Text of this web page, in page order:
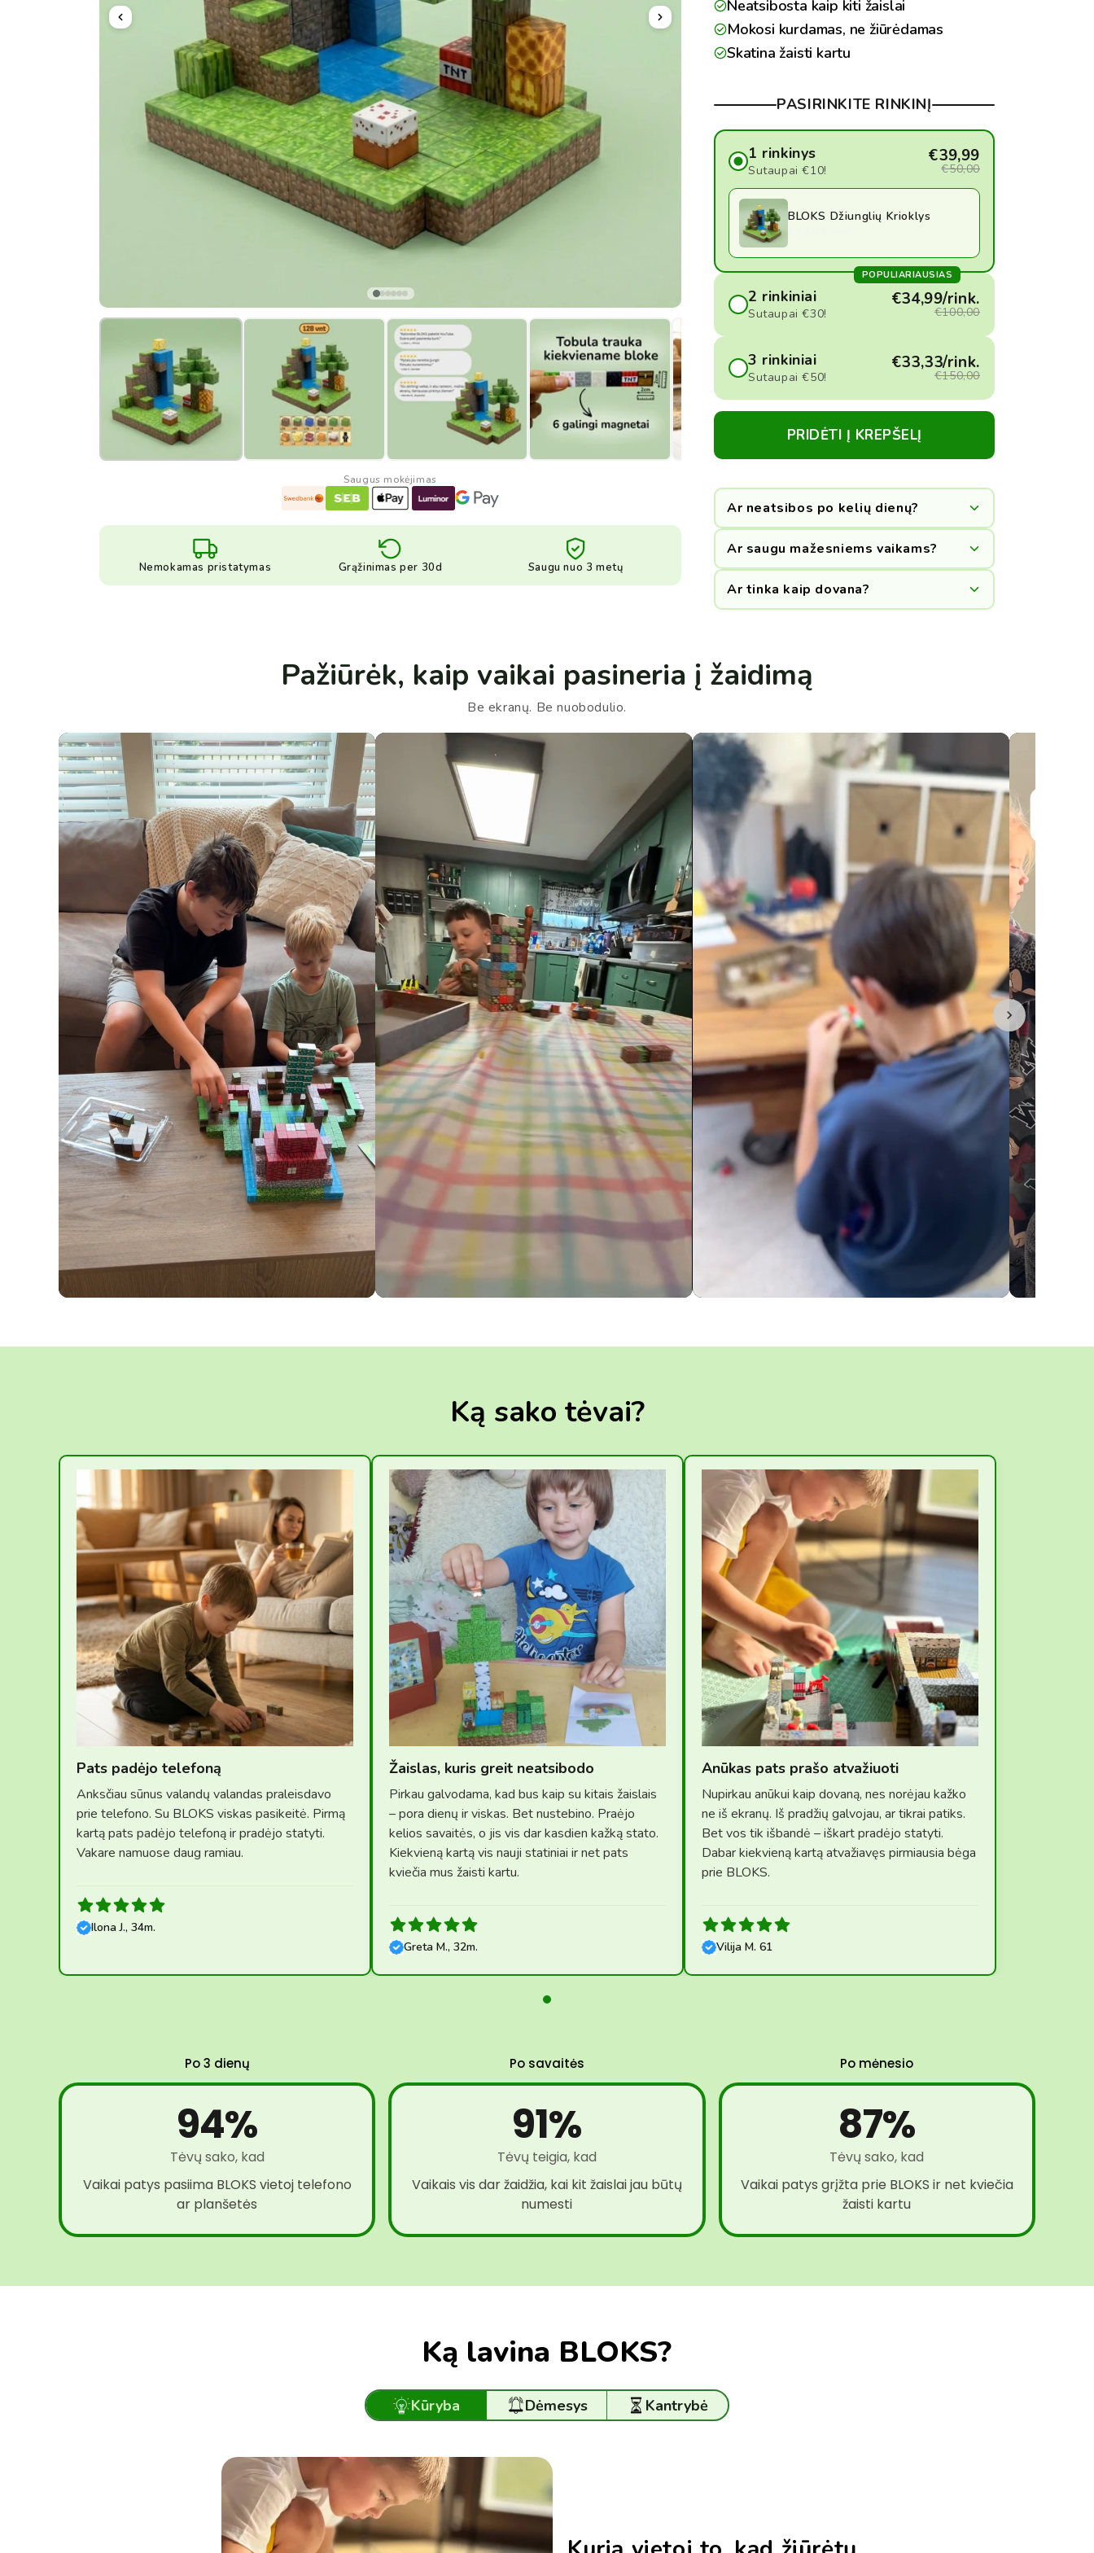
Saugus mokėjimas
Nemokamas pristatymas Grąžinimas per 30d Saugu nuo 3 metų
Neatsibosta kaip kiti žaislai
Mokosi kurdamas, ne žiūrėdamas
Skatina žaisti kartu
PASIRINKITE RINKINĮ
1 rinkinys
Sutaupai €10!
€39,99
€50,00
BLOKS Džiunglių Krioklys
POPULIARIAUSIAS
2 rinkiniai
Sutaupai €30!
€34,99/rink.
€100,00
€39,99
€39,99€50,00
3 rinkiniai
Sutaupai €50!
€33,33/rink.
€150,00
BLOKS Džiunglių Krioklys
-€50,00
+
+
BLOKS Požemių Portalas
-
PRIDĖTI Į KREPŠELĮ
Ar neatsibos po kelių dienų?
Ar saugu mažesniems vaikams?
Ar tinka kaip dovana?
Pažiūrėk, kaip vaikai pasineria į žaidimą
Be ekranų. Be nuobodulio.
Ką sako tėvai?
Pats padėjo telefoną
Anksčiau sūnus valandų valandas praleisdavo
prie telefono. Su BLOKS viskas pasikeitė. Pirmą
kartą pats padėjo telefoną ir pradėjo statyti.
Vakare namuose daug ramiau.
Ilona J., 34m.
Žaislas, kuris greit neatsibodo
Pirkau galvodama, kad bus kaip su kitais žaislais
– pora dienų ir viskas. Bet nustebino. Praėjo
kelios savaitės, o jis vis dar kasdien kažką stato.
Kiekvieną kartą vis nauji statiniai ir net pats
kviečia mus žaisti kartu.
Greta M., 32m.
Anūkas pats prašo atvažiuoti
Nupirkau anūkui kaip dovaną, nes norėjau kažko
ne iš ekranų. Iš pradžių galvojau, ar tikrai patiks.
Bet vos tik išbandė – iškart pradėjo statyti.
Dabar kiekvieną kartą atvažiavęs pirmiausia bėga
prie BLOKS.
Vilija M. 61
Po 3 dienų
94%
Tėvų sako, kad
Vaikai patys pasiima BLOKS vietoj telefono
ar planšetės
Po savaitės
91%
Tėvų teigia, kad
Vaikais vis dar žaidžia, kai kit žaislai jau būtų
numesti
Po mėnesio
87%
Tėvų sako, kad
Vaikai patys grįžta prie BLOKS ir net kviečia
žaisti kartu
Ką lavina BLOKS?
Kūryba Dėmesys Kantrybė